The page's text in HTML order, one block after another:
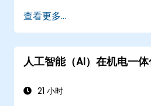
查看更多...
人工智能（AI）在机电一
21 小时